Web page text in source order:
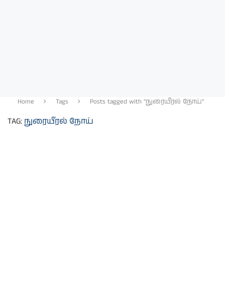
Home Tags Posts tagged with "நுரையீரல் நோய்"
TAG:நுரையீரல் நோய்